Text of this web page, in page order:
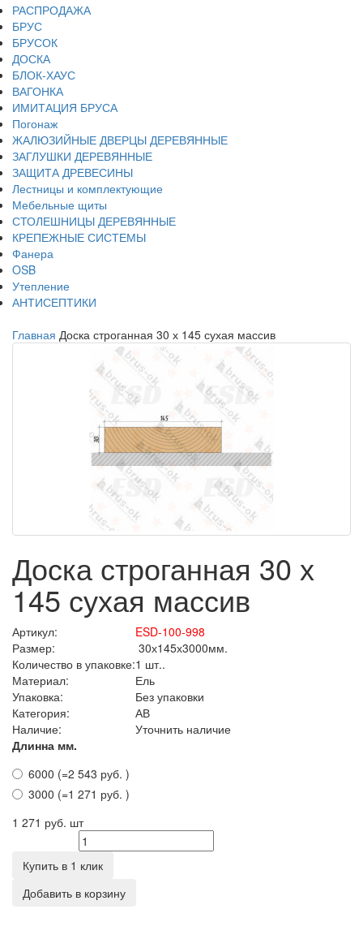
РАСПРОДАЖА
БРУС
БРУСОК
ДОСКА
БЛОК-ХАУС
ВАГОНКА
ИМИТАЦИЯ БРУСА
Погонаж
ЖАЛЮЗИЙНЫЕ ДВЕРЦЫ ДЕРЕВЯННЫЕ
ЗАГЛУШКИ ДЕРЕВЯННЫЕ
ЗАЩИТА ДРЕВЕСИНЫ
Лестницы и комплектующие
Мебельные щиты
СТОЛЕШНИЦЫ ДЕРЕВЯННЫЕ
КРЕПЕЖНЫЕ СИСТЕМЫ
Фанера
OSB
Утепление
АНТИСЕПТИКИ
Главная Доска строганная 30 х 145 сухая массив
Доска строганная 30 х
145 сухая массив
Артикул:
ESD-100-998
Размер:
30х145х3000мм.
Количество в упаковке:1 шт..
Материал:
Ель
Упаковка:
Без упаковки
Категория:
АВ
Наличие:
Уточнить наличие
Длинна мм.
6000 (=2 543 руб. )
3000 (=1 271 руб. )
1 271 руб. шт
Купить в 1 клик
Добавить в корзину